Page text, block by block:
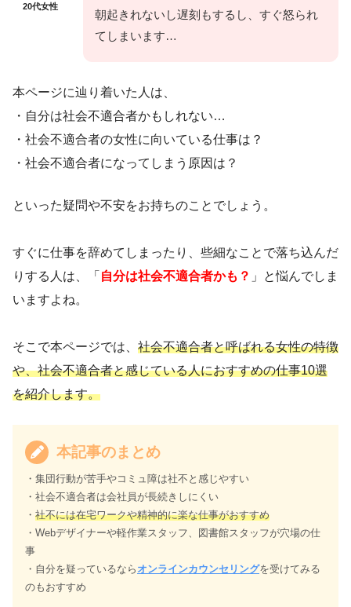
20代女性
朝起きれないし遅刻もするし、すぐ怒られ
てしまいます…
本ページに辿り着いた人は、
・自分は社会不適合者かもしれない…
・社会不適合者の女性に向いている仕事は？
・社会不適合者になってしまう原因は？
といった疑問や不安をお持ちのことでしょう。
すぐに仕事を辞めてしまったり、些細なことで落ち込んだ
りする人は、「 自分は社会不適合者かも？ 」と悩んでしま
いますよね。
そこで本ページでは、 社会不適合者と呼ばれる女性の特徴
や、社会不適合者と感じている人におすすめの仕事10選
を紹介します。
本記事のまとめ
・集団行動が苦手やコミュ障は社不と感じやすい
・社会不適合者は会社員が長続きしにくい
・ 社不には在宅ワークや精神的に楽な仕事がおすすめ
・Webデザイナーや軽作業スタッフ、図書館スタッフが穴場の仕
事
・自分を疑っているなら オンラインカウンセリングを受けてみる
のもおすすめ